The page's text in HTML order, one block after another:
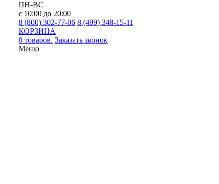
ПН-ВС
с 10:00 до 20:00
8 (800) 302-77-06 8 (499) 348-15-11
КОРЗИНА
0 товаров. Заказать звонок
Меню